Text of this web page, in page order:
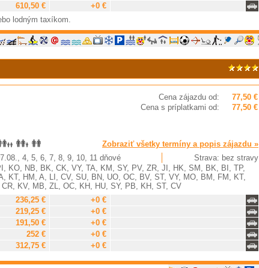
610,50 €
+0 €
lodným taxíkom.
Cena zájazdu od:
77,50 €
Cena s príplatkami od:
77,50 €
Zobraziť všetky termíny a popis zájazdu »
4, 5, 6, 7, 8, 9, 10, 11 dňové
Strava: bez stravy
KO, NB, BK, CK, VY, TA, KM, SY, PV, ZR, JI, HK, SM, BK, BI, TP,
KT, HM, A, LI, CV, SU, BN, UO, OC, BV, ST, VY, MO, BM, FM, KT,
KV, MB, ZL, OC, KH, HU, SY, PB, KH, ST, CV
236,25 €
+0 €
219,25 €
+0 €
191,50 €
+0 €
252 €
+0 €
312,75 € +0 €